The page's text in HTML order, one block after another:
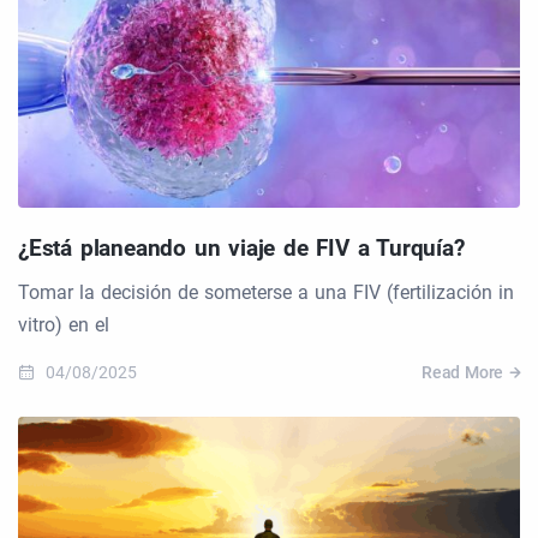
¿Está planeando un viaje de FIV a Turquía?
Tomar la decisión de someterse a una FIV (fertilización in
vitro) en el
04/08/2025 Read More